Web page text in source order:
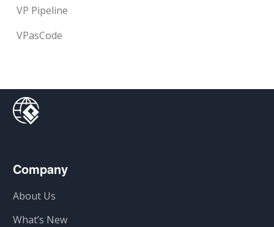
VP Pipeline
VPasCode
Company
About Us
What’s New